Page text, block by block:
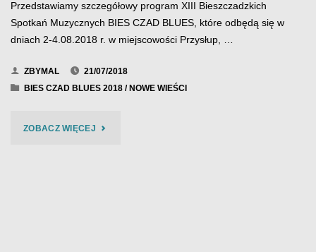
Przedstawiamy szczegółowy program XIII Bieszczadzkich
Spotkań Muzycznych BIES CZAD BLUES, które odbędą się w
dniach 2-4.08.2018 r. w miejscowości Przysłup, …
ZBYMAL
21/07/2018
BIES CZAD BLUES 2018/ NOWE WIEŚCI
ZOBACZ WIĘCEJ"BIES